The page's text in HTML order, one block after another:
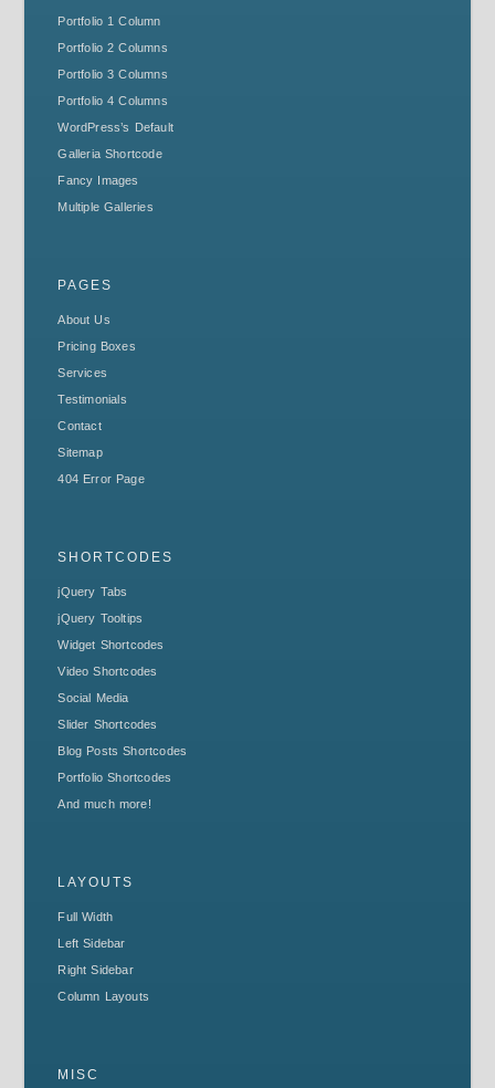
Portfolio 1 Column
Portfolio 2 Columns
Portfolio 3 Columns
Portfolio 4 Columns
WordPress’s Default
Galleria Shortcode
Fancy Images
Multiple Galleries
PAGES
About Us
Pricing Boxes
Services
Testimonials
Contact
Sitemap
404 Error Page
SHORTCODES
jQuery Tabs
jQuery Tooltips
Widget Shortcodes
Video Shortcodes
Social Media
Slider Shortcodes
Blog Posts Shortcodes
Portfolio Shortcodes
And much more!
LAYOUTS
Full Width
Left Sidebar
Right Sidebar
Column Layouts
MISC